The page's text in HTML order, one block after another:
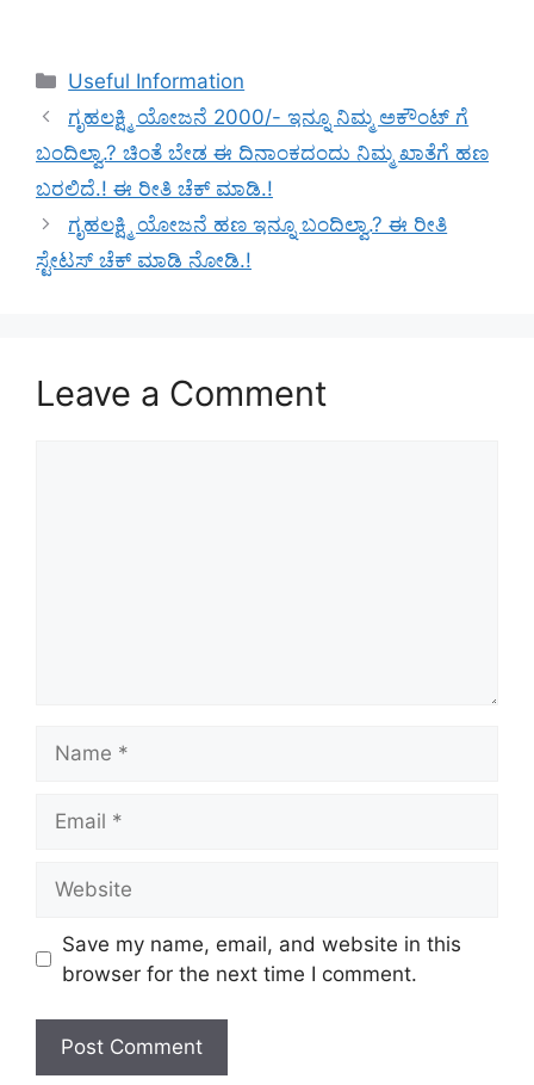
Categories
Useful Information
ಗೃಹಲಕ್ಷ್ಮಿ ಯೋಜನೆ 2000/- ಇನ್ನೂ ನಿಮ್ಮ ಅಕೌಂಟ್ ಗೆ
ಬಂದಿಲ್ವಾ.? ಚಿಂತೆ ಬೇಡ ಈ ದಿನಾಂಕದಂದು ನಿಮ್ಮ ಖಾತೆಗೆ ಹಣ
ಬರಲಿದೆ.! ಈ ರೀತಿ ಚೆಕ್ ಮಾಡಿ.!
ಗೃಹಲಕ್ಷ್ಮಿ ಯೋಜನೆ ಹಣ ಇನ್ನೂ ಬಂದಿಲ್ವಾ.? ಈ ರೀತಿ
ಸ್ಟೇಟಸ್ ಚೆಕ್ ಮಾಡಿ ನೋಡಿ.!
Leave a Comment
Save my name, email, and website in this
browser for the next time I comment.